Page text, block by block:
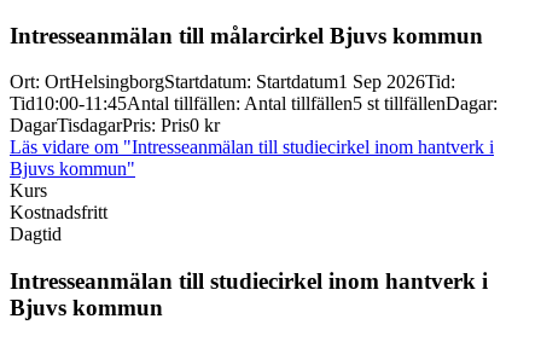
Intresseanmälan till målarcirkel Bjuvs kommun
Ort: OrtHelsingborgStartdatum: Startdatum1 Sep 2026Tid:
Tid10:00-11:45Antal tillfällen: Antal tillfällen5 st tillfällenDagar:
DagarTisdagarPris: Pris0 kr
Läs vidare om "Intresseanmälan till studiecirkel inom hantverk i
Bjuvs kommun"
Kurs
Kostnadsfritt
Dagtid
Intresseanmälan till studiecirkel inom hantverk i
Bjuvs kommun